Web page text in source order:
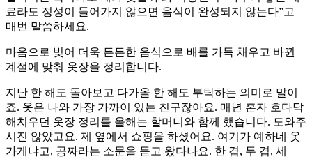
료라도 정성이 들어가지 않으면 음식이 완성되지 않는다”고
매번 말씀하세요.
마음으로 빚어 더욱 든든한 음식으로 배를 가득 채우고 바뀐
계절에 맞춰 옷장을 정리합니다.
지난 한 해도 돌아보고 다가올 한 해도 부탁하는 의미로 말이
죠. 옷은 나와 가장 가까이 있는 친구잖아요. 매년 혼자 호다닥
해치우던 옷장 정리를 올해는 할머니와 함께 했습니다. 도와주
시진 않았고요. 제 옆에서 쇼핑을 하셨어요. 여기가 예하네 옷
가게냐고, 공짜라는 소문을 듣고 왔다나요. 한 겹, 두 겹, 세